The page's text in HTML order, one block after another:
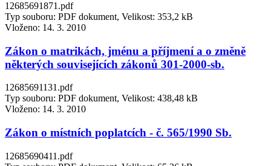
12685691871.pdf
Typ souboru: PDF dokument, Velikost: 353,2 kB
Vloženo: 14. 3. 2010
Zákon o matrikách, jménu a příjmení a o změně
některých souvisejících zákonů 301-2000-sb.
12685691131.pdf
Typ souboru: PDF dokument, Velikost: 438,48 kB
Vloženo: 14. 3. 2010
Zákon o místních poplatcích - č. 565/1990 Sb.
12685690411.pdf